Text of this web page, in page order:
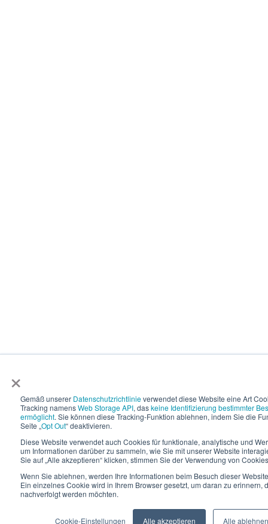
×
Gemäß unserer Datenschutzrichtlinieverwendet diese Website eine Art
Tracking namensWeb Storage API, daskeine Identifizierung bestimmter
ermöglicht. Sie können diese Tracking-Funktion ablehnen, indem Sie die
Seite „Opt Out“ deaktivieren.
Diese Website verwendet auch Cookies für funktionale, analytische und
um Informationen darüber zu sammeln, wie Sie mit unserer Website
Sie auf „Alle akzeptieren“ klicken, stimmen Sie der Verwendung von
Wenn Sie ablehnen, werden Ihre Informationen beim Besuch dieser
Ein einzelnes Cookie wird in Ihrem Browser gesetzt, um daran zu erinnern,
nachverfolgt werden möchten.
Cookie-Einstellungen Alle akzeptieren Alle ablehnen